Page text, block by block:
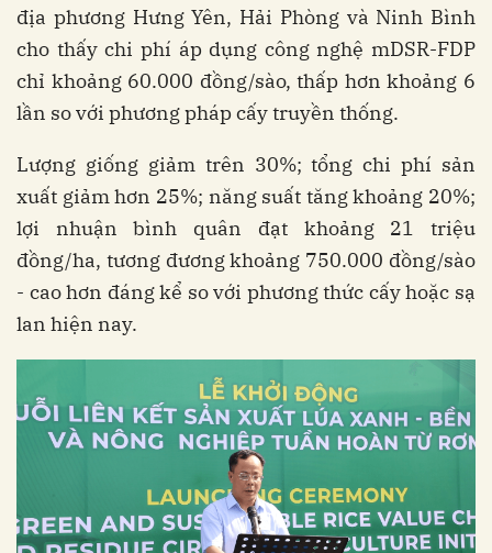
địa phương Hưng Yên, Hải Phòng và Ninh Bình
cho thấy chi phí áp dụng công nghệ mDSR-FDP
chỉ khoảng 60.000 đồng/sào, thấp hơn khoảng 6
lần so với phương pháp cấy truyền thống.
Lượng giống giảm trên 30%; tổng chi phí sản
xuất giảm hơn 25%; năng suất tăng khoảng 20%;
lợi nhuận bình quân đạt khoảng 21 triệu
đồng/ha, tương đương khoảng 750.000 đồng/sào
- cao hơn đáng kể so với phương thức cấy hoặc sạ
lan hiện nay.